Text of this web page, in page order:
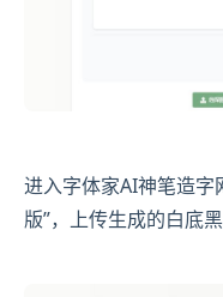
进入字体家AI神笔造字
版”，上传生成的白底